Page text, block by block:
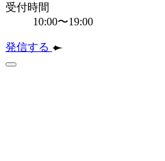
受付時間
10:00〜19:00
発信する